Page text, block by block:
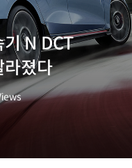
기 N DCT
라졌다